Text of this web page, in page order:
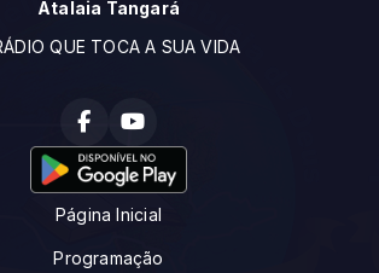
Atalaia Tangará
QUE TOCA A SUA VIDA
Página Inicial
Programação